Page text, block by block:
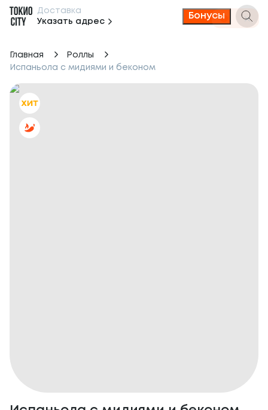
Доставка
Указать адрес
Бонусы
Главная
Роллы
Испаньола с мидиями и беконом